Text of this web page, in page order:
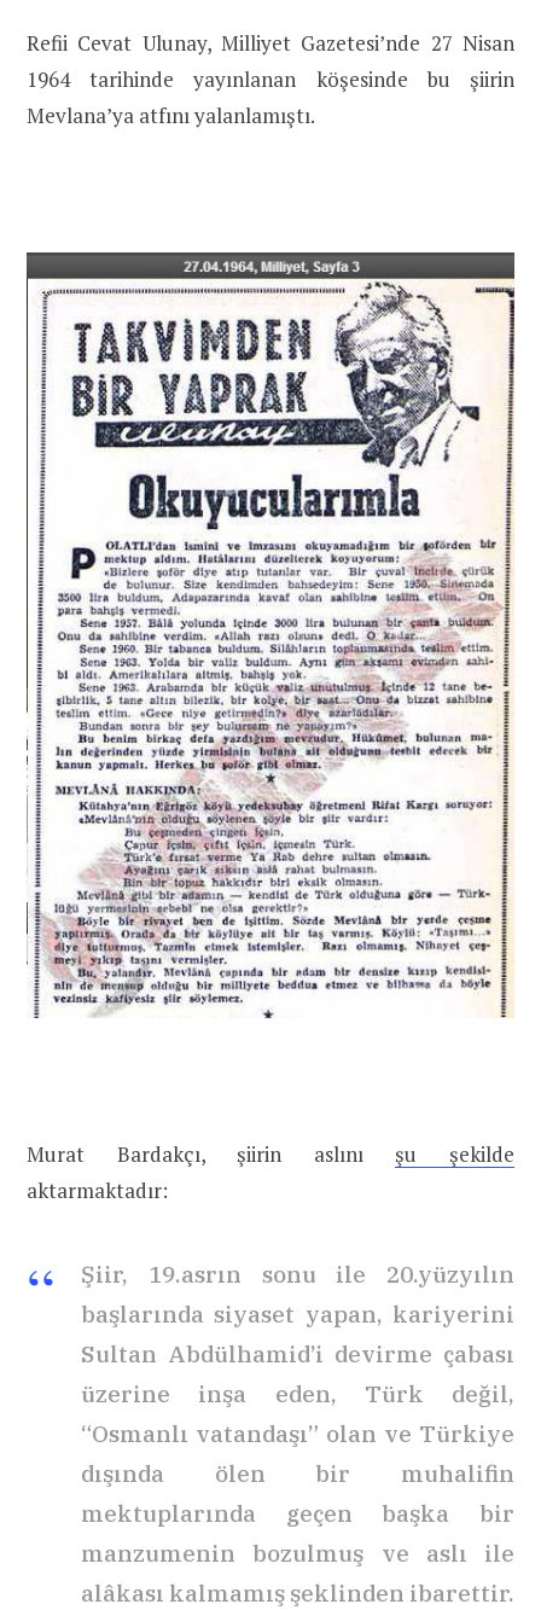
Refii Cevat Ulunay, Milliyet Gazetesi’nde 27 Nisan
1964 tarihinde yayınlanan köşesinde bu şiirin
Mevlana’ya atfını yalanlamıştı.
Murat Bardakçı, şiirin aslınışu şekilde
aktarmaktadır:
Şiir, 19.asrın sonu ile 20.yüzyılın
başlarında siyaset yapan, kariyerini
Sultan Abdülhamid’i devirme çabası
üzerine inşa eden, Türk değil,
“Osmanlı vatandaşı” olan ve Türkiye
dışında ölen bir muhalifin
mektuplarında geçen başka bir
manzumenin bozulmuş ve aslı ile
alâkası kalmamış şeklinden ibarettir.